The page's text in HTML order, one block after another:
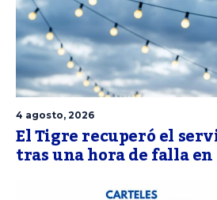
4 agosto, 2026
El Tigre recuperó el
tras una hora de falla